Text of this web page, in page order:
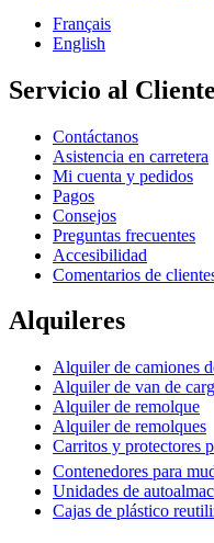
Français
English
Servicio al Cliente
Contáctanos
Asistencia en carretera
Mi cuenta y pedidos
Pagos
Consejos
Preguntas frecuentes
Accesibilidad
Comentarios de
Alquileres
Alquiler de camiones
Alquiler de van de
Alquiler de remolque
Alquiler de remolques
Carritos y protectores
Contenedores para
Unidades de
Cajas de plástico